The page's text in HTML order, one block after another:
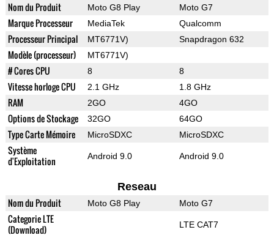
Nom du Produit Moto G8 Play Moto G7
Marque Processeur MediaTek Qualcomm
Processeur Principal MT6771V) Snapdragon 632
Modèle (processeur) MT6771V)
# Cores CPU 8 8
Vitesse horloge CPU 2.1 GHz 1.8 GHz
RAM 2GO 4GO
Options de Stockage 32GO 64GO
Type Carte Mémoire MicroSDXC MicroSDXC
Système
d'Exploitation
Android 9.0 Android 9.0
Reseau
Nom du Produit Moto G8 Play Moto G7
Categorie LTE
(Download)
LTE CAT7